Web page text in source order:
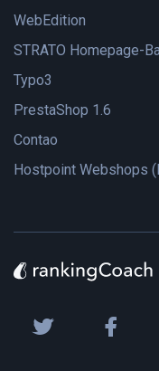
WebEdition
STRATO Homepage-
Typo3
PrestaShop 1.6
Contao
Hostpoint Webshops